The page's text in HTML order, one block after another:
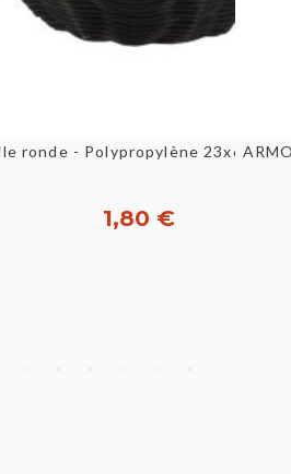
Machine à granité 3x11L- 600x580x870 mm - I-Pro 3 M Aperçu rapide
ronde - Polypropylène 23x6,5 cm
1,80 €